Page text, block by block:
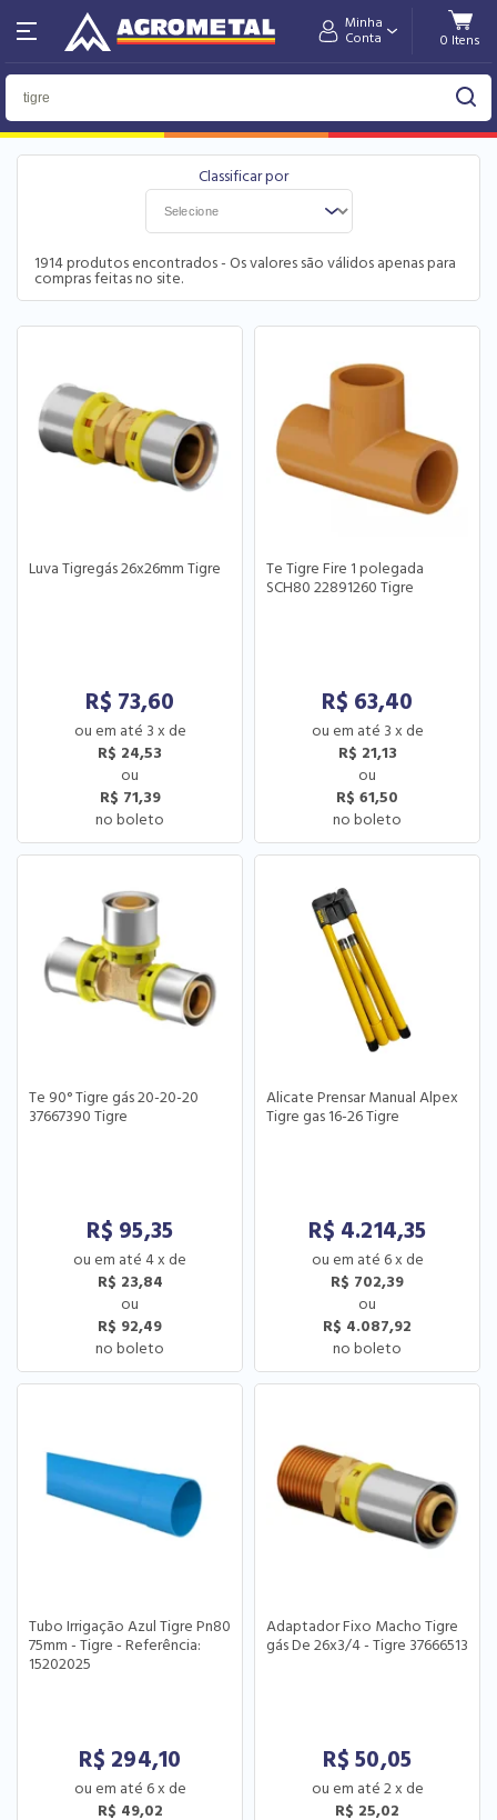
Minha
Conta
Busca
1914produtos encontrados - Os valores são válidos apenas para
compras feitas no site.
Luva Tigregás 26x26mm Tigre
R$ 73,60
3 x de
R$ 24,53
R$ 71,39
Te Tigre Fire 1 polegada
SCH80 22891260 Tigre
R$ 63,40
3 x de
R$ 21,13
R$ 61,50
Te 90° Tigre gás 20-20-20
37667390 Tigre
R$ 95,35
4x de
R$ 23,84
R$ 92,49
Alicate Prensar Manual Alpex
Tigre gas 16-26 Tigre
R$ 4.214,35
6x de
R$ 702,39
R$ 4.087,92
Tubo Irrigação Azul Tigre Pn80
75mm - Tigre - Referência:
15202025
R$ 294,10
6x de
R$ 49,02
Adaptador Fixo Macho Tigre
gás De 26x3/4 - Tigre 37666513
R$ 50,05
2x de
R$ 25,02